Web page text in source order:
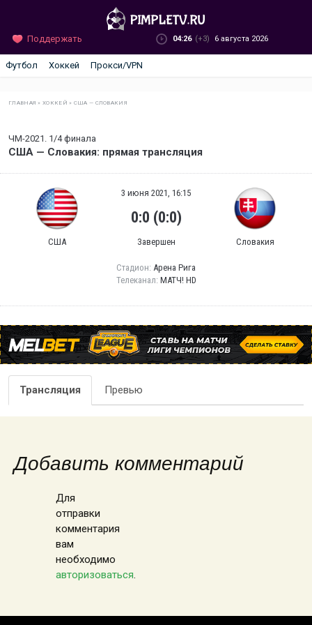
Поддержать 04:26 (+3) 6 августа 2026
Футбол Хоккей Прокси/VPN
ГЛАВНАЯ »ХОККЕЙ » США — СЛОВАКИЯ
ЧМ-2021. 1/4 финала
США — Словакия: прямая трансляция
США
3 июня 2021, 16:15
0:0 (0:0)
Завершен Словакия
Стадион: Арена Рига
Телеканал: МАТЧ! HD
Трансляция Превью
Добавить комментарий
Для
отправки
комментария
вам
необходимо
авторизоваться.